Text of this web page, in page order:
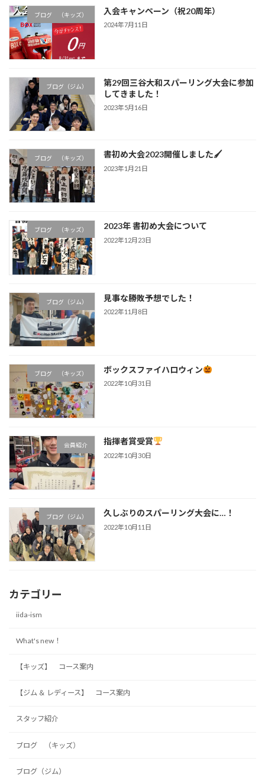
ブログ （キッズ） 入会キャンペーン（祝20周年）
2024年7月11日
ブログ（ジム）
第29回三谷大和スパーリング大会に参加
してきました！
2023年5月16日
ブログ （キッズ） 書初め大会2023開催しました🖌
2023年1月21日
ブログ （キッズ） 2023年 書初め大会について
2022年12月23日
ブログ（ジム） 見事な勝敗予想でした！
2022年11月8日
ブログ （キッズ） ボックスファイハロウィン
2022年10月31日
会員紹介 指揮者賞受賞
2022年10月30日
ブログ（ジム） 久しぶりのスパーリング大会に…！
2022年10月11日
カテゴリー
iida-ism
What's new！
【キッズ】 コース案内
【ジム ＆ レディース】 コース案内
スタッフ紹介
ブログ （キッズ）
ブログ（ジム）